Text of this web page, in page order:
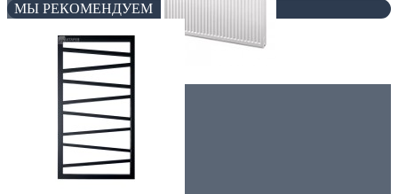
Профильные
Чугунные радиаторы
Полотенцесушители
МЫ РЕКОМЕНДУЕМ